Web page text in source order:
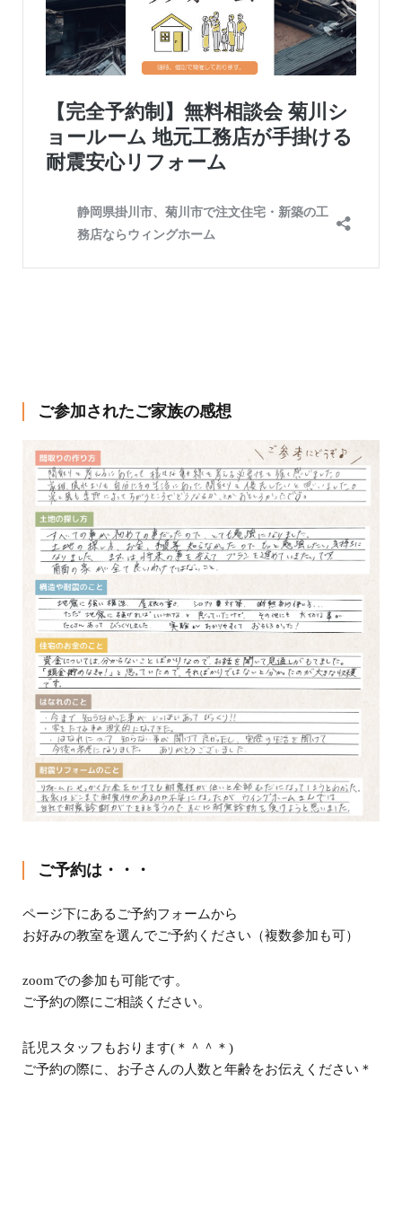
ご参加されたご家族の感想
ご予約は・・・
ページ下にあるご予約フォームから
お好みの教室を選んでご予約ください（複数参加も可）
zoomでの参加も可能です。
ご予約の際にご相談ください。
託児スタッフもおります( ＊＾＾＊ )
ご予約の際に、お子さんの人数と年齢をお伝えください＊